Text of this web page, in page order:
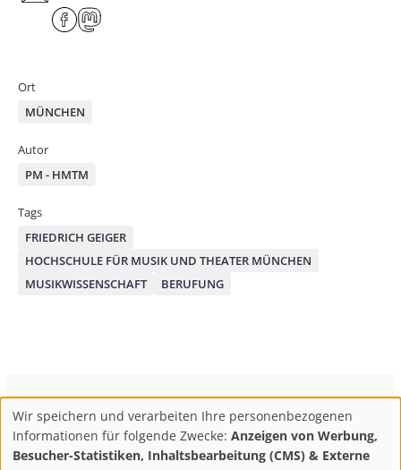
F
Ort
MÜNCHEN
Autor
PM - HMTM
Tags
FRIEDRICH GEIGER
HOCHSCHULE FÜR MUSIK UND THEATER MÜNCHEN
MUSIKWISSENSCHAFT
BERUFUNG
Footer
ConBrio Kulturmedienhaus AGB
Datenschutz
Impressum
Info & Kontakt
Abo kündigen / Widerruf der Bestellung
Use
of
Wir speichern und verarbeiten Ihre personenbezogenen
Informationen für folgende Zwecke: Anzeigen von Werbung,
Besucher-Statistiken, Inhaltsbearbeitung (CMS) & Externe